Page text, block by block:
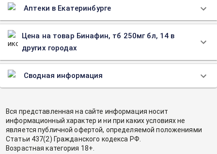
Аптеки в Екатеринбурге
Цена на товар Бинафин, тб 250мг бл, 14 в
других городах
Сводная информация
Вся представленная на сайте информация носит
информационный характер и ни при каких условиях не
является публичной офертой, определяемой положениями
Статьи 437(2) Гражданского кодекса РФ.
Возрастная категория 18+.